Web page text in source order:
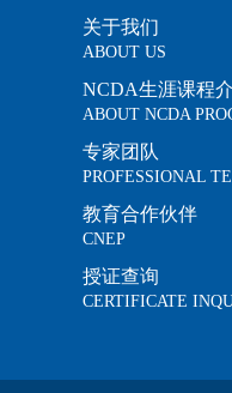
关于我们
ABOUT US
NCDA生涯课程
ABOUT NCDA
专家团队
PROFESSIONAL
教育合作伙伴
CNEP
授证查询
CERTIFICATE